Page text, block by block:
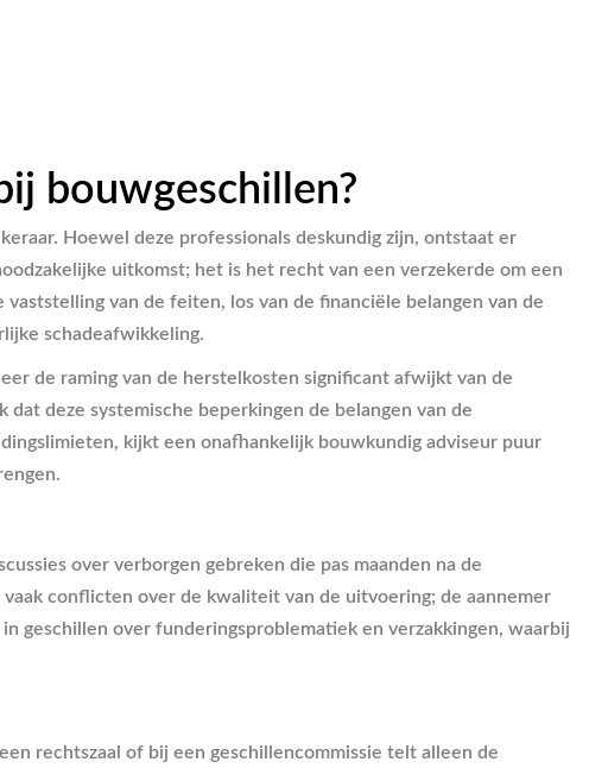
bouwgeschillen?
Hoewel deze professionals deskundig zijn, ontstaat er
uitkomst; het is het recht van een verzekerde om een
van de feiten, los van de financiële belangen van de
schadeafwikkeling.
de raming van de herstelkosten significant afwijkt van de
deze systemische beperkingen de belangen van de
kijkt een onafhankelijk bouwkundig adviseur puur
over verborgen gebreken die pas maanden na de
conflicten over de kwaliteit van de uitvoering; de aannemer
geschillen over funderingsproblematiek en verzakkingen, waarbij
rechtszaal of bij een geschillencommissie telt alleen de